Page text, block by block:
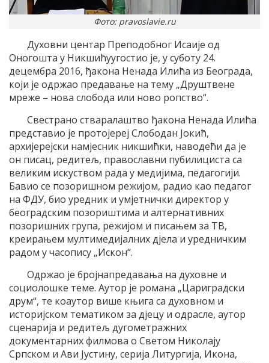
Фото: pravoslavie.ru
Духовни центар Преподобног Исаије од
Оногошта у Никшићуугостио је, у суботу 24.
децембра 2016, ђакона Ненада Илића из Београда,
који је одржао предавање на тему „Друштвене
мреже – нова слобода или ново ропство“.
Свестрано стваралаштво ђакона Ненада Илића
представио је протојереј Слободан Јокић,
архијерејски намјесник никшићки, наводећи да је
он писац, редитељ, православни пубилициста са
великим искуством рада у медијима, педагогији.
Бавио се позоришном режијом, радио као педагог
на ФДУ, био уредник и умјетнички директор у
београдским позориштима и алтернативних
позоришних група, режијом и писањем за ТВ,
креирањем мултимедијалних дјела и уредничким
радом у часопису „Искон“.
Одржао је бројнапредавања на духовне и
социолошке теме. Аутор је романа „Цариградски
друм“, те коаутор више књига са духовном и
историјском тематиком за дјецу и одрасле, аутор
сценарија и редитељ дугометражних
документарних филмова о Светом Николају
Српском и Ави Јустину, серија Литургија, Икона,